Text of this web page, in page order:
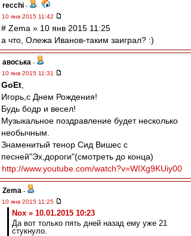
recchi -
10 янв 2015 11:42
# Zema » 10 янв 2015 11:25
а что, Олежа Иванов-таким заиграл? :)
авоська -
10 янв 2015 11:31
GoEt
Игорь,с Днем Рождения!
Будь бодр и весел!
Музыкальное поздравление будет несколько
необычным.
Знаменитый тенор Сид Вишес с
песней"Эх,дороги"(смотреть до конца)
http://www.youtube.com/watch?v=WIXg9KUiy00
Zema -
10 янв 2015 11:25
Nox » 10.01.2015 10:23
Да вот только пять дней назад ему уже 21
стукнуло.